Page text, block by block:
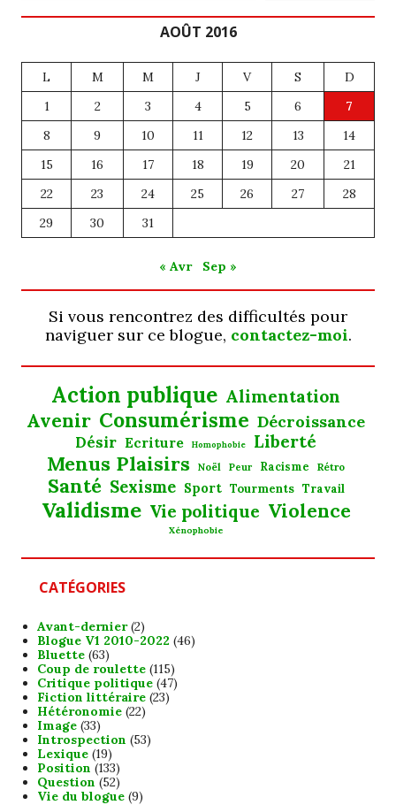
AOÛT 2016
L M M J V S
D
1
2 3 4 5 6
7
8
9 10 11 12 13
14
15
16 17 18 19 20
21
22
23 24 25 26 27
28
29
30 31
« Avr Sep »
Si vous rencontrez des difficultés pour
naviguer sur ce blogue, contactez-moi.
Action publique Alimentation
Avenir Consumérisme Décroissance
Désir Ecriture Homophobie Liberté
Menus Plaisirs Noël Peur Racisme Rétro
Santé Sexisme Sport Tourments Travail
Validisme Vie politique Violence
Xénophobie
CATÉGORIES
Avant-dernier(2)
Blogue V1 2010-2022 (46)
Bluette(63)
Coup de roulette(115)
Critique politique(47)
Fiction littéraire(23)
Hétéronomie(22)
Image(33)
Introspection (53)
Lexique(19)
Position (133)
Question (52)
Vie du blogue(9)